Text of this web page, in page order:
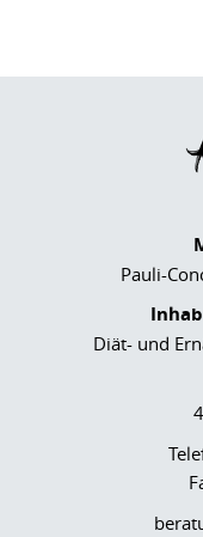
Pauli-
Diät- und